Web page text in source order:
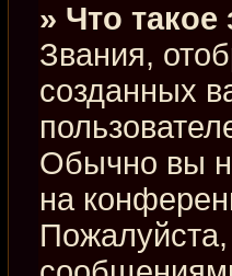
» Что такое
Звания,
созданных
Обычно вы
на